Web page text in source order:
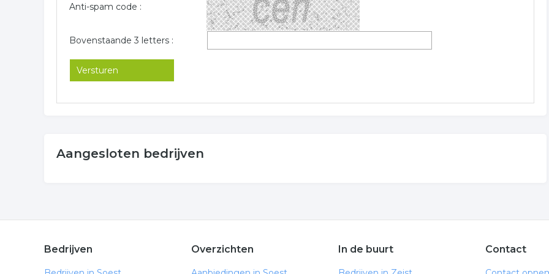
Anti-spam code :
Bovenstaande 3 letters :
Aangesloten bedrijven
Bedrijven Overzichten In de buurt Contact